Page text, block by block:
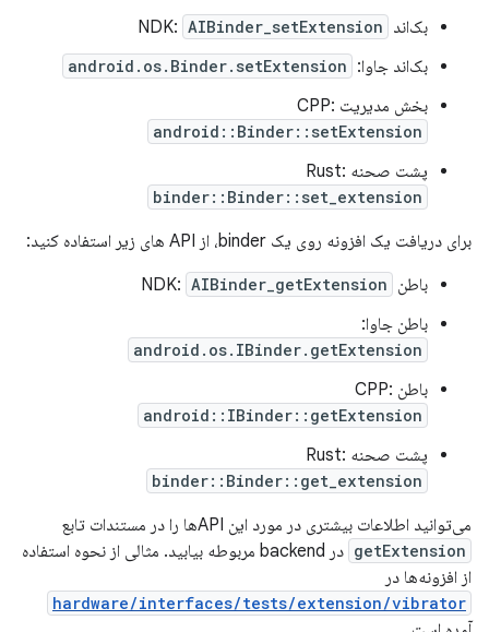
بک‌اند NDK: AIBinder_setExtension
بک‌اند جاوا: android.os.Binder.setExtension
بخش مدیریت CPP:
android::Binder::setExtension
پشت صحنه Rust:
binder::Binder::set_extension
برای دریافت یک افزونه روی یک binder، از API های زیر استفاده کنید:
باطن NDK: AIBinder_getExtension
باطن جاوا:
android.os.IBinder.getExtension
باطن CPP:
android::IBinder::getExtension
پشت صحنه Rust:
binder::Binder::get_extension
می‌توانید اطلاعات بیشتری در مورد این APIها را در مستندات تابع
getExtension
در backend مربوطه بیابید. مثالی از نحوه استفاده
از افزونه‌ها در
hardware/interfaces/tests/extension/vibrator